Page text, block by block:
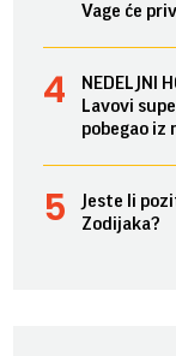
Vage će
NEDELJNI
Lavovi
pobegao iz
Jeste li
Zodijaka?